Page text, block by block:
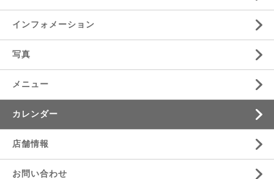
インフォメーション
写真
メニュー
カレンダー
店舗情報
お問い合わせ